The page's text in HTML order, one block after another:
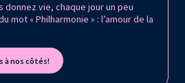
donnez vie, chaque jour un peu
mot « Philharmonie » : l’amour de la
à nos côtés!